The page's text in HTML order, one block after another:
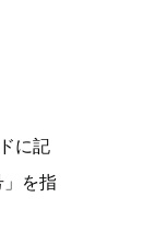
に記
」を指